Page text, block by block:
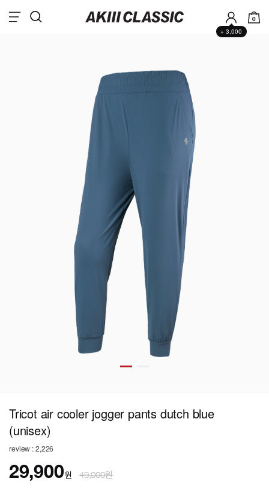
+ 3,000
0
Tricot air cooler jogger pants dutch blue
(unisex)
review : 2,226
29,900원 49,000원